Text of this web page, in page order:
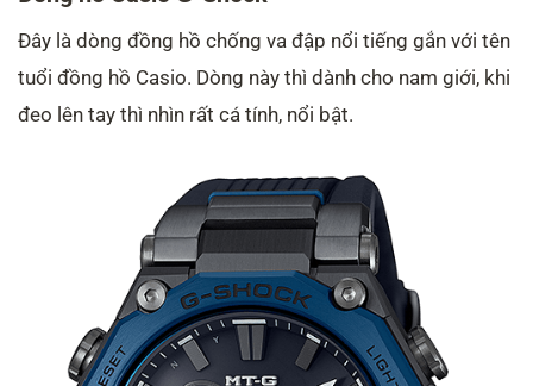
Đây là dòng đồng hồ chống va đập nổi tiếng gắn với tên
tuổi đồng hồ Casio. Dòng này thì dành cho nam giới, khi
đeo lên tay thì nhìn rất cá tính, nổi bật.